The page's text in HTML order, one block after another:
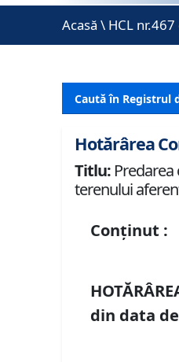
Acasă \ HCL
Caută în Registrul
Hotărârea
Titlu:
terenului
Conținut :
din data